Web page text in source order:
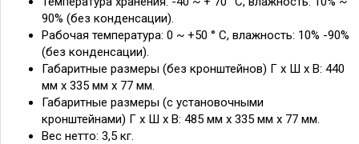
90% (без конденсации).
Рабочая температура: 0 ~ +50 ° C, влажность: 10% -90%
(без конденсации).
Габаритные размеры (без кронштейнов) Г х Ш х В: 440
мм x 335 мм x 77 мм.
Габаритные размеры (с установочными
кронштейнами) Г х Ш х В: 485 мм x 335 мм x 77 мм.
Вес нетто: 3,5 кг.